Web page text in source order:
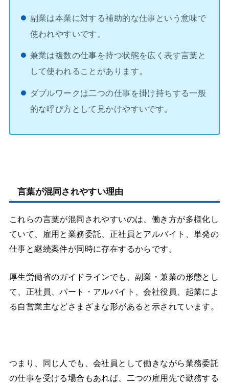
副業は本業に対する補助的な仕事という意味で
使われやすいです。
兼業は複数の仕事を持つ状態を広く表す言葉と
して使われることがあります。
ダブルワークは二つの仕事を掛け持ちする一般
的な呼び方として見かけやすいです。
言葉が混同されやすい理由
これらの言葉が混同されやすいのは、働き方が多様化し
ていて、雇用と業務委託、正社員とアルバイト、単発の
仕事と継続案件が同時に存在するからです。
厚生労働省のガイドラインでも、副業・兼業の形態とし
て、正社員、パート・アルバイト、会社役員、起業によ
る自営業主などさまざまな形があると示されています。
つまり、同じ人でも、会社員として働きながら業務委託
の仕事を受ける場合もあれば、二つの雇用先で勤務する